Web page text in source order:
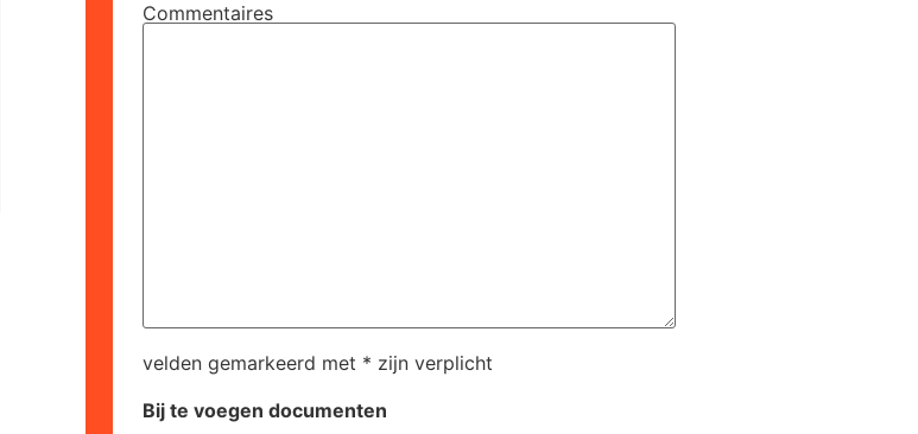
Commentaires
velden gemarkeerd met * zijn verplicht
Bij te voegen documenten